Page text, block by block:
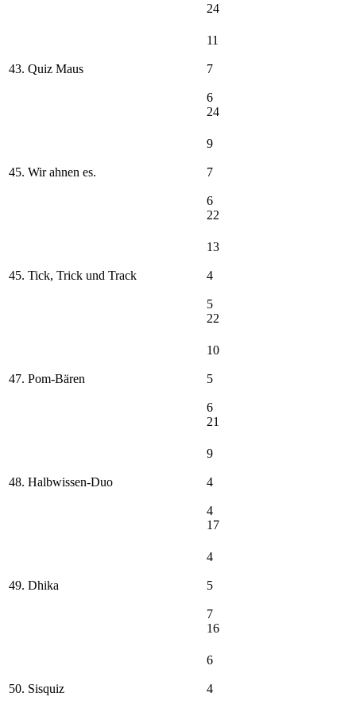
24
43. Quiz Maus
11
7
6
24
45. Wir ahnen es.
9
7
6
22
45. Tick, Trick und Track
13
4
5
22
47. Pom-Bären
10
5
6
21
48. Halbwissen-Duo
9
4
4
17
49. Dhika
4
5
7
16
50. Sisquiz
6
4